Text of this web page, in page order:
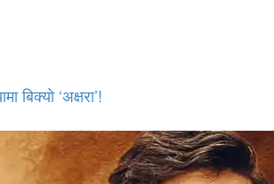
बिक्यो ‘अक्षरा’!